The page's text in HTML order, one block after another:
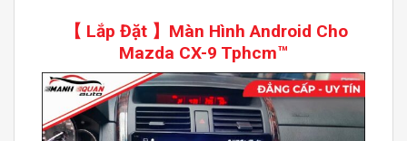
【 Lắp Đặt 】Màn Hình Android Cho
Mazda CX-9 Tphcm™